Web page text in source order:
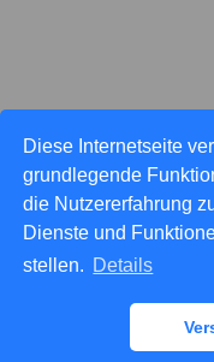
Diese Internetseite
grundlegende
die Nutzererfahrung
Dienste und
stellen. Details